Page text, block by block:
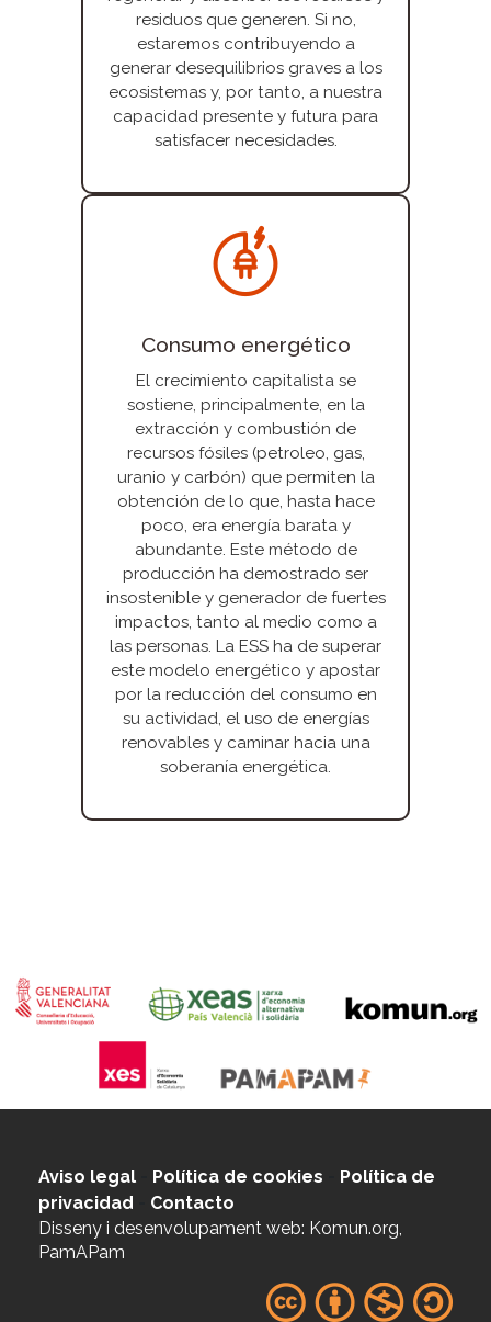
residuos que generen. Si no,
estaremos contribuyendo a
generar desequilibrios graves a los
ecosistemas y, por tanto, a nuestra
capacidad presente y futura para
satisfacer necesidades.
Consumo energético
El crecimiento capitalista se
sostiene, principalmente, en la
extracción y combustión de
recursos fósiles (petroleo, gas,
uranio y carbón) que permiten la
obtención de lo que, hasta hace
poco, era energía barata y
abundante. Este método de
producción ha demostrado ser
insostenible y generador de fuertes
impactos, tanto al medio como a
las personas. La ESS ha de superar
este modelo energético y apostar
por la reducción del consumo en
su actividad, el uso de energías
renovables y caminar hacia una
soberanía energética.
Aviso legal Política de cookies
Política de
privacidad
Contacto
Disseny i desenvolupament web: Komun.org,
PamAPam